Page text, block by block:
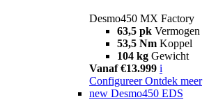
Desmo450 MX Factory
63,5 pk Vermogen
53,5 Nm Koppel
104 kg Gewicht
Vanaf €13.999 i
Configureer Ontdek meer
new Desmo450 EDS